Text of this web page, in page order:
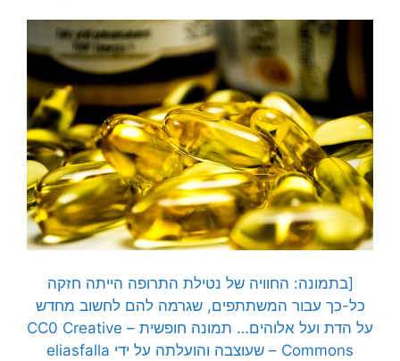
[בתמונה: החוויה של נטילת התרופה הייתה חזקה
כל-כך עבור המשתתפים, שגרמה להם לחשוב מחדש
על הדת ועל אלוהים… תמונה חופשית – CC0 Creative
Commons – שעוצבה והועלתה על ידי
eliasfalla